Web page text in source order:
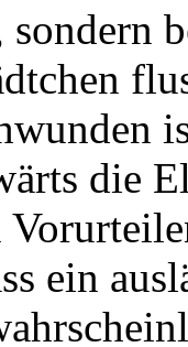
sondern
die
ein